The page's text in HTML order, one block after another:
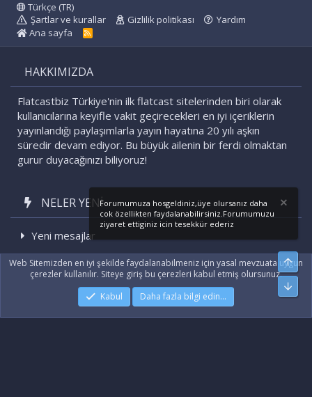
Türkçe (TR)
Şartlar ve kurallar
Gizlilik politikası
Yardım
Ana sayfa
R
HAKKIMIZDA
Flatcastbiz Türkiye'nin ilk flatcast sitelerinden biri olarak
kullanıcılarına keyifle vakit geçirecekleri en iyi içeriklerin
yayınlandığı paylaşımlarla yayın hayatına 20 yılı aşkın
süredir devam ediyor. Bu büyük ailenin bir ferdi olmaktan
gurur duyacağınızı biliyoruz!
NELER YENI
Yeni mesajlar
Son etkinlikler
© by ©XenTR Xenforo Theme© by ©XenTR
Forumumuza hosgeldiniz,üye olursanız daha
cok özellikten faydalanabilirsiniz.Forumumuzu
ziyaret ettiginiz icin tesekkür ederiz
Web Sitemizden en iyi şekilde faydalanabilmeniz için yasal mevzuata uygun
çerezler kullanılır. Siteye giriş bu çerezleri kabul etmiş olursunuz.
Kabul
Daha fazla bilgi edin…
Üst
Alt